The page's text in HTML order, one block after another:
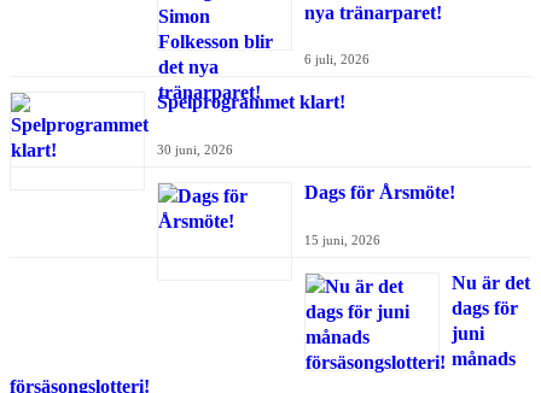
nya tränarparet!
6 juli, 2026
Spelprogrammet klart!
30 juni, 2026
Dags för Årsmöte!
15 juni, 2026
Nu är det
dags för
juni
månads
försäsongslotteri!